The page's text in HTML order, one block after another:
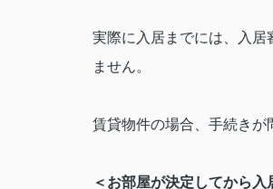
実際に入居までには、入
ません。
賃貸物件の場合、手続きが
＜お部屋が決定してから入